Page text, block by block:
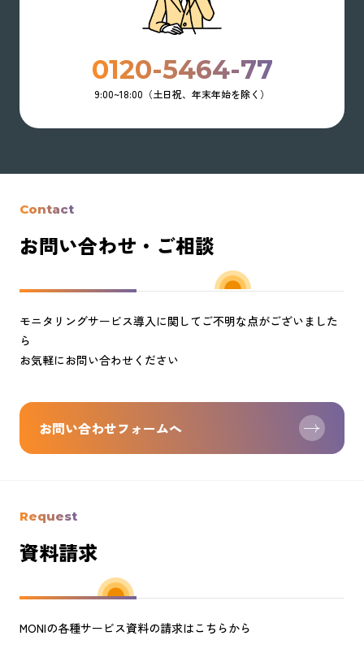
0120-5464-77
9:00~18:00（土日祝、年末年始を除く）
Contact
お問い合わせ・ご相談
モニタリングサービス導入に関してご不明な点がございました
ら
お気軽にお問い合わせください
お問い合わせフォームへ
Request
資料請求
MONIの各種サービス資料の請求はこちらから